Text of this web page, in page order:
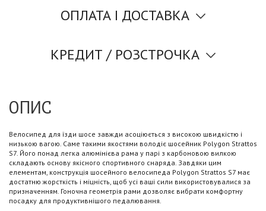
ОПЛАТА І ДОСТАВКА
КРЕДИТ / РОЗСТРОЧКА
ОПИС
Велосипед для їзди шосе завжди асоціюється з високою швидкістю і
низькою вагою. Саме такими якостями володіє шосейник Polygon Strattos
S7. Його понад легка алюмінієва рама у парі з карбоновою вилкою
складають основу якісного спортивного снаряда. Завдяки цим
елементам, конструкція шосейного велосипеда Polygon Strattos S7 має
достатню жорсткість і міцність, щоб усі ваші сили використовувалися за
призначенням. Гоночна геометрія рами дозволяє вибрати комфортну
посадку для продуктивнішого педалювання.